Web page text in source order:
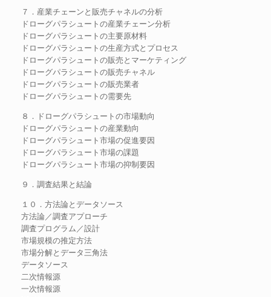
７．産業チェーンと販売チャネルの分析
ドローグパラシュートの産業チェーン分析
ドローグパラシュートの主要原材料
ドローグパラシュートの生産方式とプロセス
ドローグパラシュートの販売とマーケティング
ドローグパラシュートの販売チャネル
ドローグパラシュートの販売業者
ドローグパラシュートの需要先
８．ドローグパラシュートの市場動向
ドローグパラシュートの産業動向
ドローグパラシュート市場の促進要因
ドローグパラシュート市場の課題
ドローグパラシュート市場の抑制要因
９．調査結果と結論
１０．方法論とデータソース
方法論／調査アプローチ
調査プログラム／設計
市場規模の推定方法
市場分解とデータ三角法
データソース
二次情報源
一次情報源